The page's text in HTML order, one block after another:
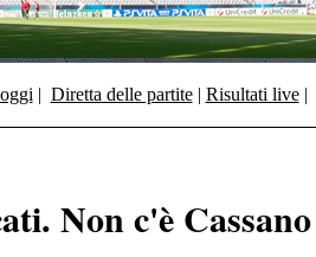
| Diretta delle partite| Risultati live|
Non c'è Cassano